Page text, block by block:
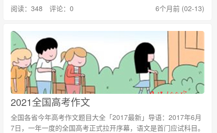
阅读：348 评论：0
6个月前 (02-13)
2021全国高考作文
全国各省今年高考作文题目大全「2017最新」导语：2017年6月
7日，一年一度的全国高考正式拉开序幕，语文是首门应试科目。